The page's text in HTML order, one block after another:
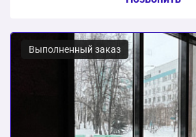
Пластиковые окна из профиля WHS
двухкамерным стеклопакетом
578320 ₽
Эркерное остекление полукруглых
Выполненный заказ